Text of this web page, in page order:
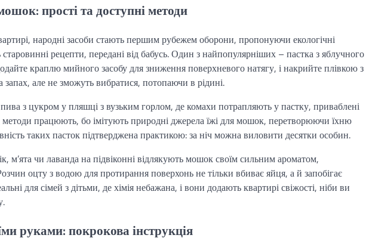
прості та доступні методи
народні засоби стають першим рубежем оборони, пропонуючи екологічні
рецепти, передані від бабусь. Один з найпопулярніших – пастка з яблучного
краплю мийного засобу для зниження поверхневого натягу, і накрийте плівкою з
але не зможуть вибратися, потопаючи в рідині.
з цукром у пляшці з вузьким горлом, де комахи потрапляють у пастку, приваблені
працюють, бо імітують природні джерела їжі для мошок, перетворюючи їхню
таких пасток підтверджена практикою: за ніч можна виловити десятки особин.
м’ята чи лаванда на підвіконні відлякують мошок своїм сильним ароматом,
оцту з водою для протирання поверхонь не тільки вбиває яйця, а й запобігає
для сімей з дітьми, де хімія небажана, і вони додають квартирі свіжості, ніби ви
руками: покрокова інструкція